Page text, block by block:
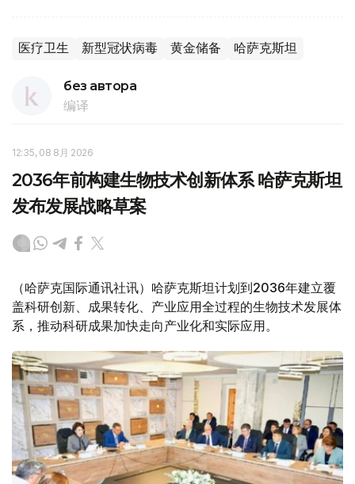
医疗卫生 新型冠状病毒 黄金储备 哈萨克斯坦
без автора
编译
12:35, 08 8月 2026
2036年前构建生物技术创新体系 哈萨克斯坦
发布发展战略草案
（哈萨克国际通讯社讯）哈萨克斯坦计划到2036年建立覆
盖科研创新、成果转化、产业应用全过程的生物技术发展体
系，推动科研成果加快走向产业化和实际应用。